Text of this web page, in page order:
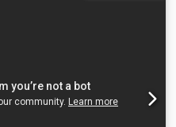
50 Hz, vrsta ulazne struje:
priključak za komprimirani
na 90° (os X):